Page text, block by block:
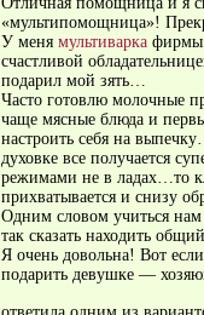
«мультипомощница»!
У меня мультиварка фирмы
счастливой
подарил мой зять…
Часто готовлю молочные
чаще мясные блюда и
настроить себя на
духовке все получается
режимами не в ладах…то
прихватывается и снизу
Одним словом учиться
так сказать находить
Я очень довольна! Вот
подарить девушке —